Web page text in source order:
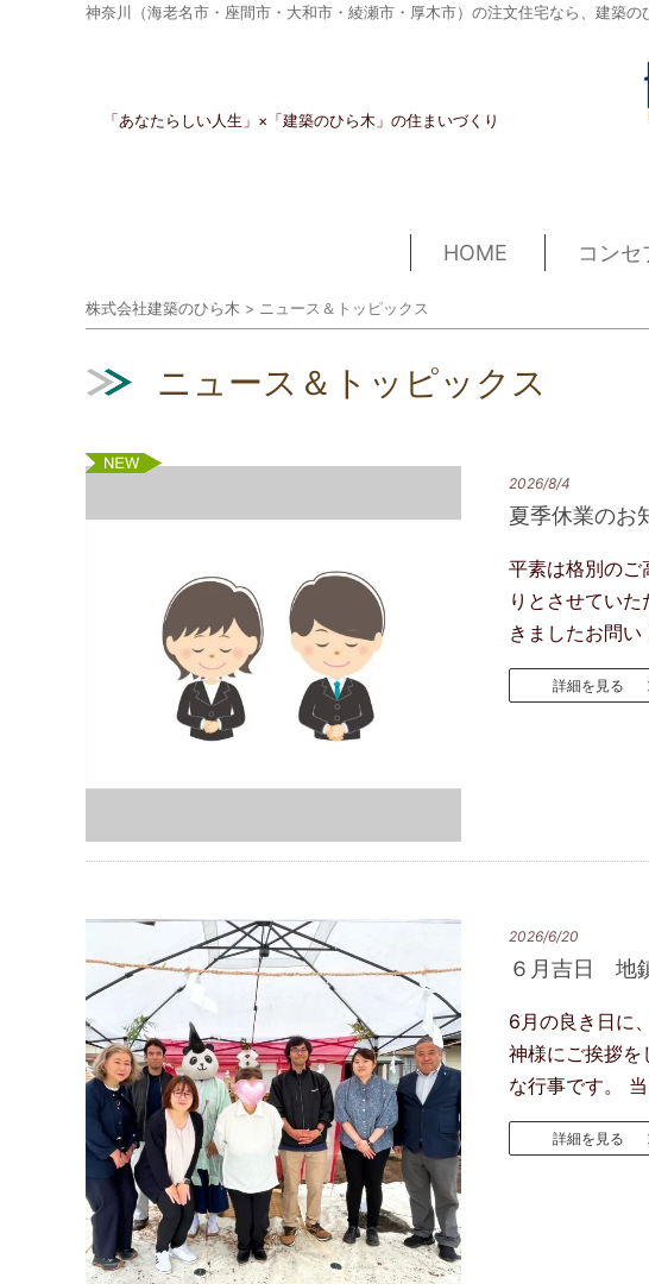
神奈川（海老名市・座間市・大和市・綾瀬市・厚木市）の注文住宅なら、建築の
「あなたらしい人生」×「建築のひら木」の住まいづくり
HOME コンセ
株式会社建築のひら木 > ニュース＆トッピックス
ニュース＆トッピックス
新着
2026/8/4
夏季休業のお
平素は格別のご
りとさせてい
きましたお問
詳細を見る
2026/6/20
６月吉日 地
6月の良き日に
神様にご挨拶を
な行事です。
詳細を見る